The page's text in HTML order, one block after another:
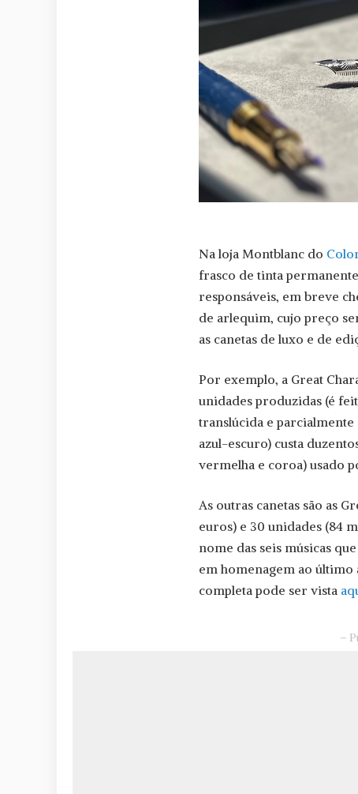
Na loja Montblanc do
frasco de tinta
responsáveis, em breve
de arlequim, cujo preço
as canetas de luxo e de
Por exemplo, a Great
unidades produzidas (é
translúcida e
azul-escuro) custa
vermelha e coroa) usado
As outras canetas são as
euros) e 30 unidades (84
nome das seis músicas
em homenagem ao último
completa pode ser vista
–